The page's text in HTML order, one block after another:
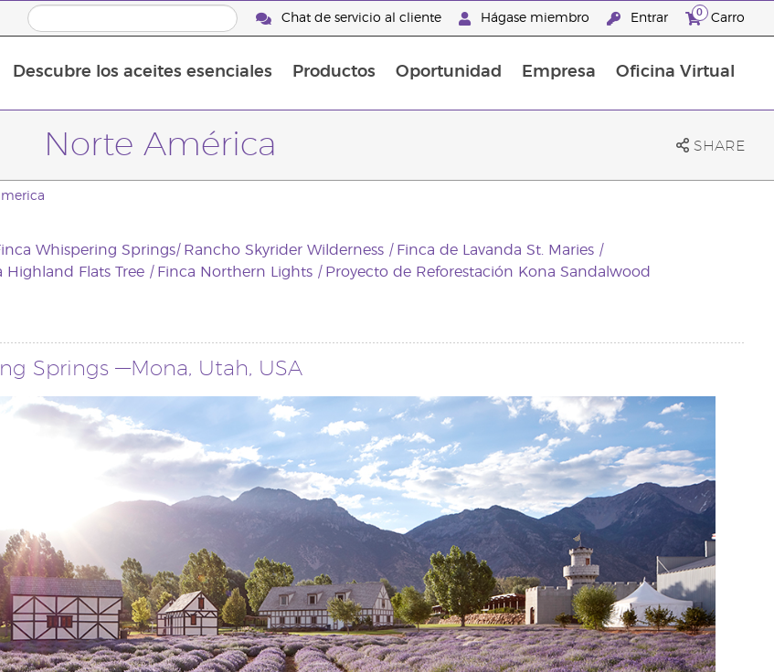
Chat de servicio al cliente Hágase miembro Entrar 0 Carro
Descubre los aceites esenciales Productos Oportunidad Empresa Oficina Virtual
Norte América SHARE
Whispering Springs| Rancho Skyrider Wilderness|Finca de Lavanda St. Maries|
Highland Flats Tree| Finca Northern Lights| Proyecto de Reforestación Kona Sandalwood
Springs —Mona, Utah, USA